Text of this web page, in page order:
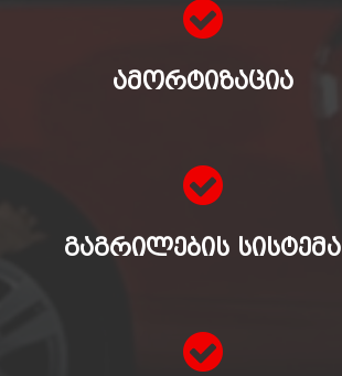
ᲐᲛᲝᲠᲢᲘᲖᲐᲪᲘᲐ
ᲒᲐᲒᲠᲘᲚᲔᲑᲘᲡ ᲡᲘᲡᲢᲔᲛᲐ